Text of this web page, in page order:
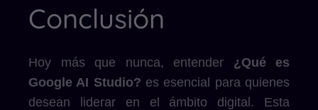
Conclusión
Hoy más que nunca, entender ¿Qué es
Google AI Studio? es esencial para quienes
desean liderar en el ámbito digital. Esta